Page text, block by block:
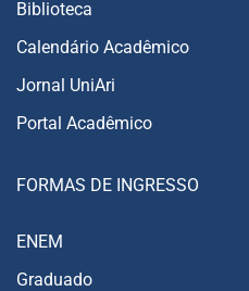
Biblioteca
Calendário Acadêmico
Jornal UniAri
Portal Acadêmico
FORMAS DE INGRESSO
ENEM
Graduado